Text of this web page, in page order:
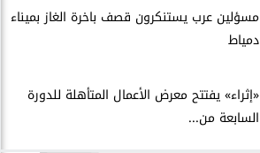
مسؤلين عرب يستنكرون قصف باخرة الغاز بميناء
دمياط
«إثراء» يفتتح معرض الأعمال المتأهلة للدورة
السابعة من...